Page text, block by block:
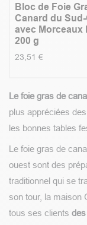
Bloc de Foie
Canard du
avec Morceaux
200 g
23,51 €
Le foie gras de
plus appréciées
les bonnes tables
Le foie gras de
ouest sont des
traditionnel qui se
son tour, la maison
tous ses clients